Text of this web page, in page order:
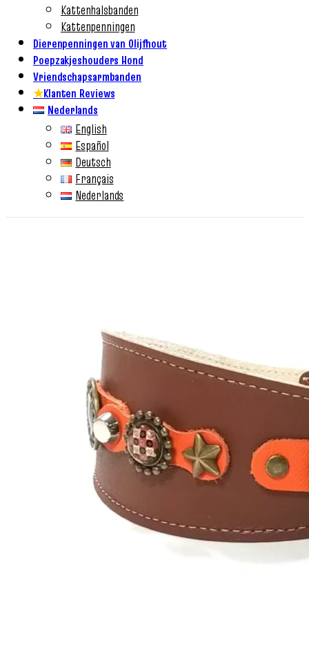
Kattenhalsbanden
Kattenpenningen
Dierenpenningen van Olijfhout
Poepzakjeshouders Hond
Vriendschapsarmbanden
★Klanten Reviews
Nederlands
English
Español
Deutsch
Français
Nederlands